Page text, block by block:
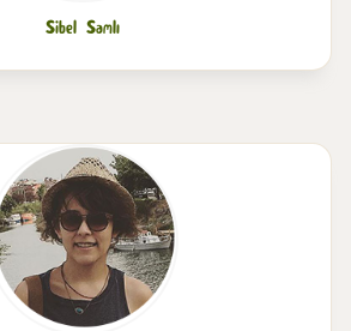
Sibel Samlı